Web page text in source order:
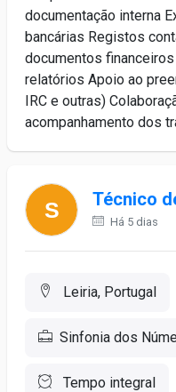
documentação interna
bancárias Registos
documentos
relatórios Apoio ao
IRC e outras)
acompanhamento dos
Técnico
Há 5 dias
Leiria, Portugal
Sinfonia dos
Tempo integral